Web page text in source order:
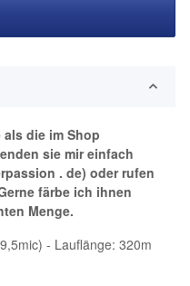
die im Shop
sie mir einfach
. de) oder rufen
färbe ich ihnen
Menge.
- Lauflänge: 320m